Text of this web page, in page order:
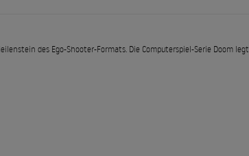
des Ego-Shooter-Formats. Die Computerspiel-Serie Doom legt